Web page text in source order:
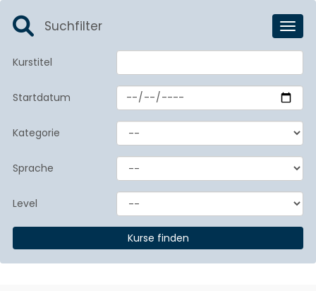
Suchfilter
Kurstitel
Startdatum
Kategorie
Sprache
Level